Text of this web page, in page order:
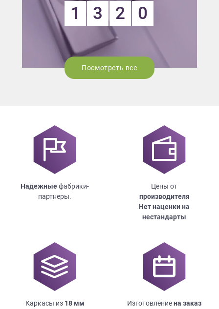
1 3 2 0
Посмотреть все
Надежныефабрики-
партнеры.
Цены от
производителя
Нет наценки на
нестандарты
Каркасы из 18мм
Изготовлениена заказ